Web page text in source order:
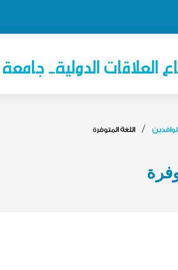
العلاقات الدولية- جامعة
اللغة المتوفرة